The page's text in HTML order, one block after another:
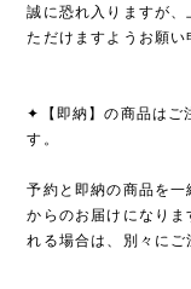
誠に恐れ入りますが
ただけますようお願い
✦【即納】の商品はご
す。
予約と即納の商品を
からのお届けになり
れる場合は、別々にご